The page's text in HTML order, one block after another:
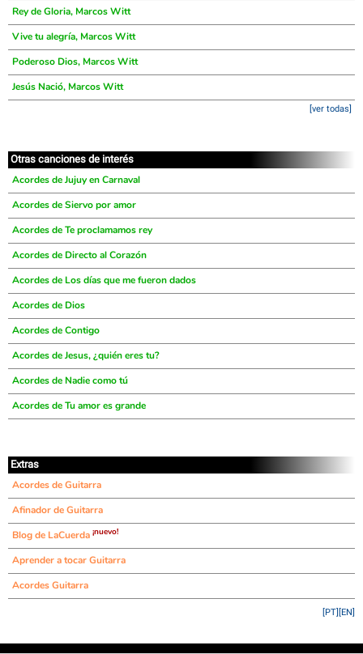
Rey de Gloria, Marcos Witt
Vive tu alegría, Marcos Witt
Poderoso Dios, Marcos Witt
Jesús Nació, Marcos Witt
[ver todas]
Otras canciones de interés
Acordes de Jujuy en Carnaval
Acordes de Siervo por amor
Acordes de Te proclamamos rey
Acordes de Directo al Corazón
Acordes de Los días que me fueron dados
Acordes de Dios
Acordes de Contigo
Acordes de Jesus, ¿quién eres tu?
Acordes de Nadie como tú
Acordes de Tu amor es grande
Extras
Acordes de Guitarra
Afinador de Guitarra
Blog de LaCuerda ¡nuevo!
Aprender a tocar Guitarra
Acordes Guitarra
[EN]
[PT]